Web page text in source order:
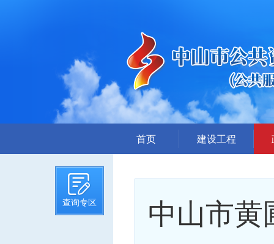
查询专区
首页 建设工程
招标文件提前公示
招标公告
答疑、澄清
中山市